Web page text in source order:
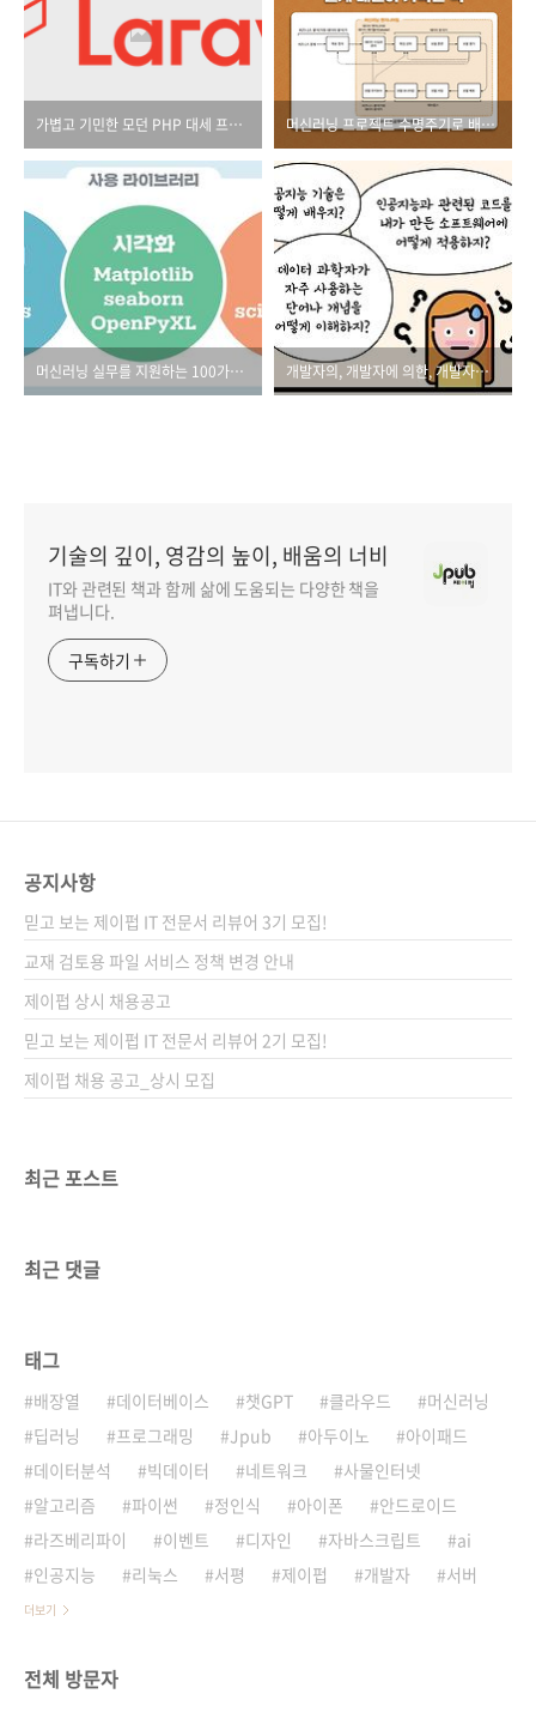
가볍고 기민한 모던 PHP 대세 프레임워크, 라라벨 머신러닝 프로젝트 수명주기로 배우는 머신러닝 엔지니어링
머신러닝 실무를 지원하는 100가지 무기! 개발자의, 개발자에 의한, 개발자를 위한 AI 도서
기술의 깊이, 영감의 높이, 배움의 너비
IT와 관련된 책과 함께 삶에 도움되는 다양한 책을
펴냅니다.
구독하기
공지사항
믿고 보는 제이펍 IT 전문서 리뷰어 3기 모집!
교재 검토용 파일 서비스 정책 변경 안내
제이펍 상시 채용공고
믿고 보는 제이펍 IT 전문서 리뷰어 2기 모집!
제이펍 채용 공고_상시 모집
최근 포스트
최근 댓글
태그
배장열 데이터베이스 챗GPT 클라우드
머신러닝
딥러닝
프로그래밍 Jpub 아두이노
아이패드
데이터분석
빅데이터 네트워크
사물인터넷
알고리즘
파이썬 정인식 아이폰
안드로이드
라즈베리파이
이벤트 디자인 자바스크립트
ai
인공지능
리눅스 서평 제이펍 개발자 서버
더보기
전체 방문자